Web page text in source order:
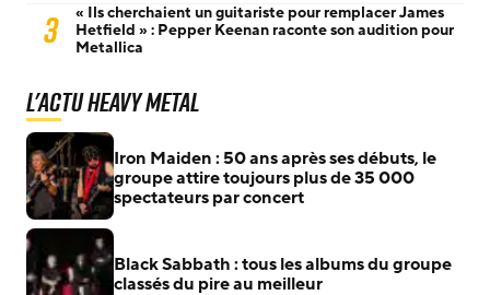
3
« Ils cherchaient un guitariste pour remplacer James
Hetfield » : Pepper Keenan raconte son audition pour
Metallica
L'actu Heavy Metal
Iron Maiden : 50 ans après ses débuts, le
groupe attire toujours plus de 35 000
spectateurs par concert
Black Sabbath : tous les albums du groupe
classés du pire au meilleur